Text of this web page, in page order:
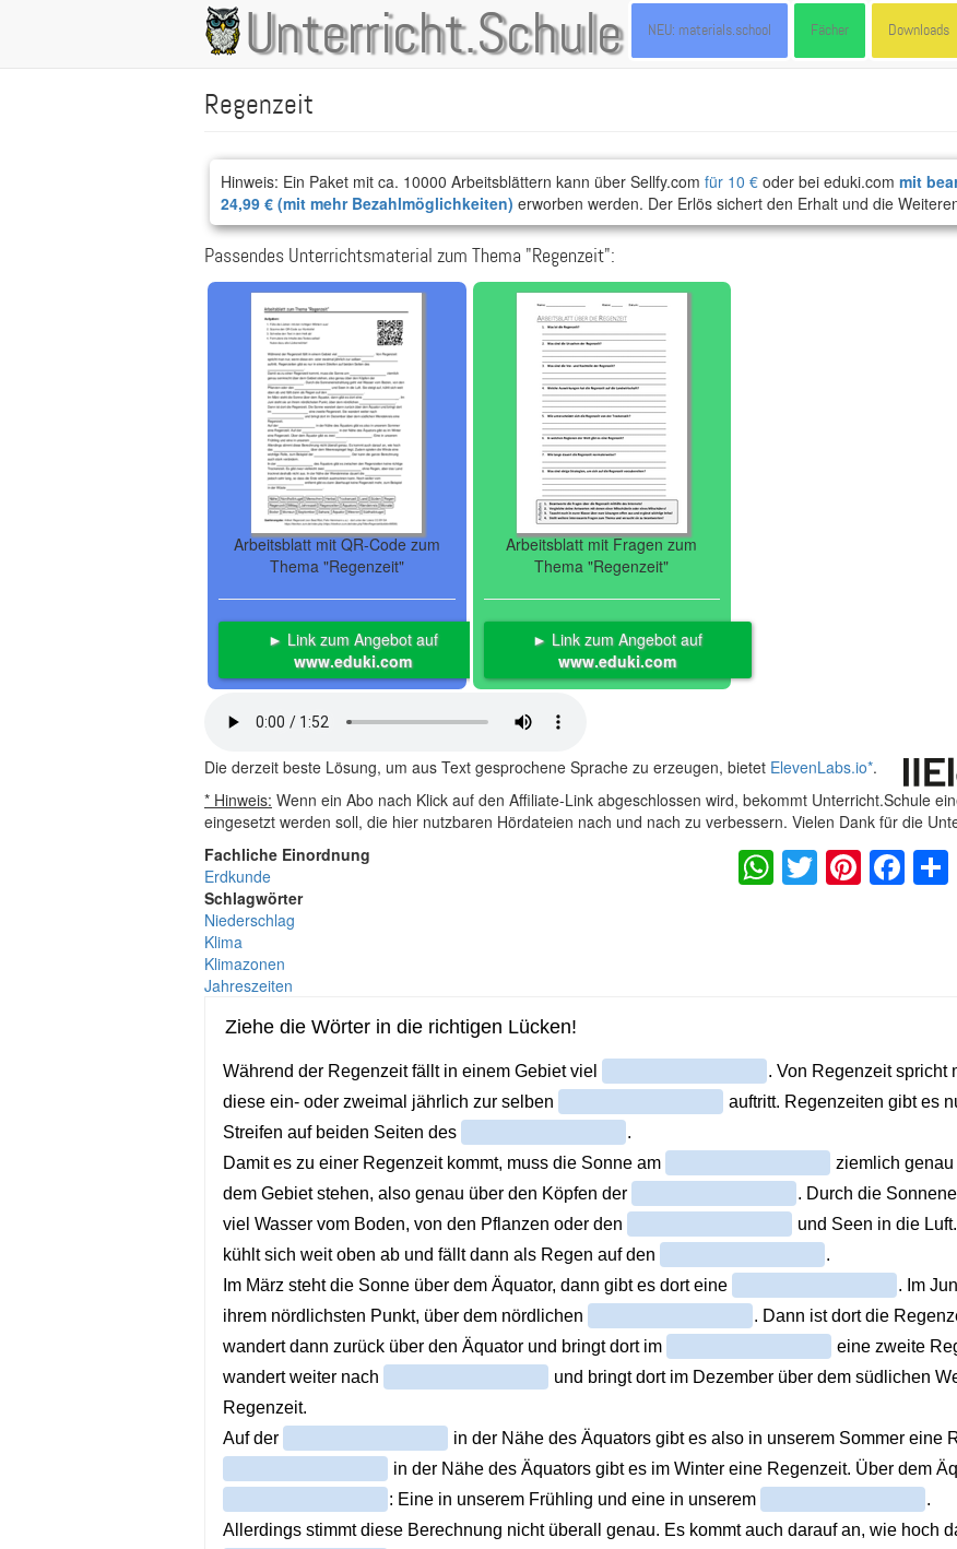
Unterricht.Schule
Main
navigation
NEU: materials.school Fächer Downloads
Regenzeit
Hinweis: Ein Paket mit ca. 10000 Arbeitsblättern kann über Sellfy.com für 10 € oder bei eduki.com mit
24,99 € (mit mehr Bezahlmöglichkeiten) erworben werden. Der Erlös sichert den Erhalt und die
Passendes Unterrichtsmaterial zum Thema "Regenzeit":
Arbeitsblatt mit QR-Code zum
Thema "Regenzeit"
► Link zum Angebot auf
www.eduki.com
Arbeitsblatt mit Fragen zum
Thema "Regenzeit"
► Link zum Angebot auf
www.eduki.com
Die derzeit beste Lösung, um aus Text gesprochene Sprache zu erzeugen, bietet ElevenLabs.io*.
* Hinweis: Wenn ein Abo nach Klick auf den Affiliate-Link abgeschlossen wird, bekommt Unterricht.Schule
eingesetzt werden soll, die hier nutzbaren Hördateien nach und nach zu verbessern. Vielen Dank für die
Fachliche Einordnung
Erdkunde
Schlagwörter
Niederschlag
Klima
Klimazonen
Jahreszeiten
WhatsApp
Twitter